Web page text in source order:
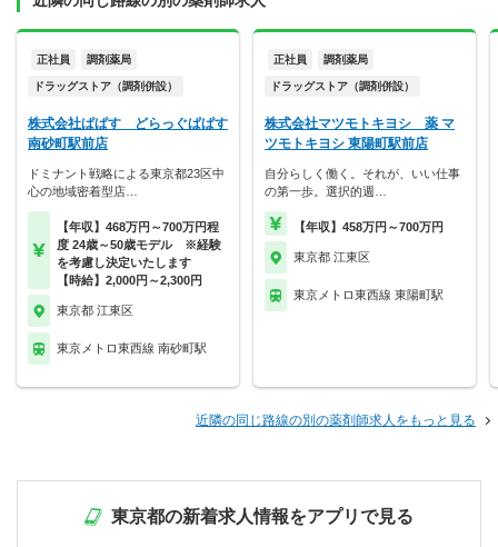
正社員 調剤薬局
ドラッグストア（調剤併設）
株式会社ぱぱす どらっぐぱぱす
南砂町駅前店
ドミナント戦略による東京都23区中
心の地域密着型店…
【年収】468万円～700万円程
度 24歳～50歳モデル ※経験
を考慮し決定いたします
【時給】2,000円～2,300円
東京都 江東区
東京メトロ東西線 南砂町駅
正社員 調剤薬局
ドラッグストア（調剤併設）
株式会社マツモトキヨシ 薬 マ
ツモトキヨシ 東陽町駅前店
自分らしく働く。それが、いい仕事
の第一歩。選択的週…
【年収】458万円～700万円
東京都 江東区
東京メトロ東西線 東陽町駅
近隣の同じ路線の別の薬剤師求人をもっと見る
東京都の新着求人情報をアプリで見る